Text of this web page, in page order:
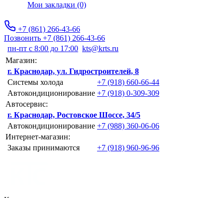
Мои закладки (0)
+7 (861) 266-43-66
Позвонить +7 (861) 266-43-66
пн-пт с 8:00 до 17:00 kts@krts.ru
Магазин:
г. Краснодар, ул. Гидростроителей, 8
Системы холода
+7 (918) 660-66-44
Автокондиционирование +7 (918) 0-309-309
Автосервис:
г. Краснодар, Ростовское Шоссе, 34/5
Автокондиционирование +7 (988) 360-06-06
Интернет-магазин:
Заказы принимаются
+7 (918) 960-96-96